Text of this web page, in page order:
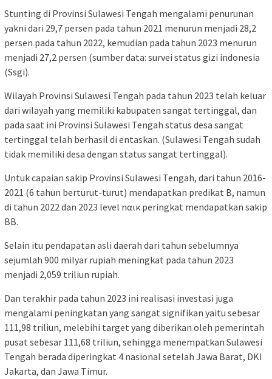
Stunting di Provinsi Sulawesi Tengah mengalami penurunan
yakni dari 29,7 persen pada tahun 2021 menurun menjadi 28,2
persen pada tahun 2022, kemudian pada tahun 2023 menurun
menjadi 27,2 persen (sumber data: survei status gizi indonesia
(Ssgi).
Wilayah Provinsi Sulawesi Tengah pada tahun 2023 telah keluar
dari wilayah yang memiliki kabupaten sangat tertinggal, dan
pada saat ini Provinsi Sulawesi Tengah status desa sangat
tertinggal telah berhasil di entaskan. (Sulawesi Tengah sudah
tidak memiliki desa dengan status sangat tertinggal).
Untuk capaian sakip Provinsi Sulawesi Tengah, dari tahun 2016-
2021 (6 tahun berturut-turut) mendapatkan predikat B, namun
di tahun 2022 dan 2023 level nαικ peringkat mendapatkan sakip
BB.
Selain itu pendapatan asli daerah dari tahun sebelumnya
sejumlah 900 milyar rupiah meningkat pada tahun 2023
menjadi 2,059 triliun rupiah.
Dan terakhir pada tahun 2023 ini realisasi investasi juga
mengalami peningkatan yang sangat signifikan yaitu sebesar
111,98 triliun, melebihi target yang diberikan oleh pemerintah
pusat sebesar 111,68 triliun, sehingga menempatkan Sulawesi
Tengah berada diperingkat 4 nasional setelah Jawa Barat, DKI
Jakarta, dan Jawa Timur.